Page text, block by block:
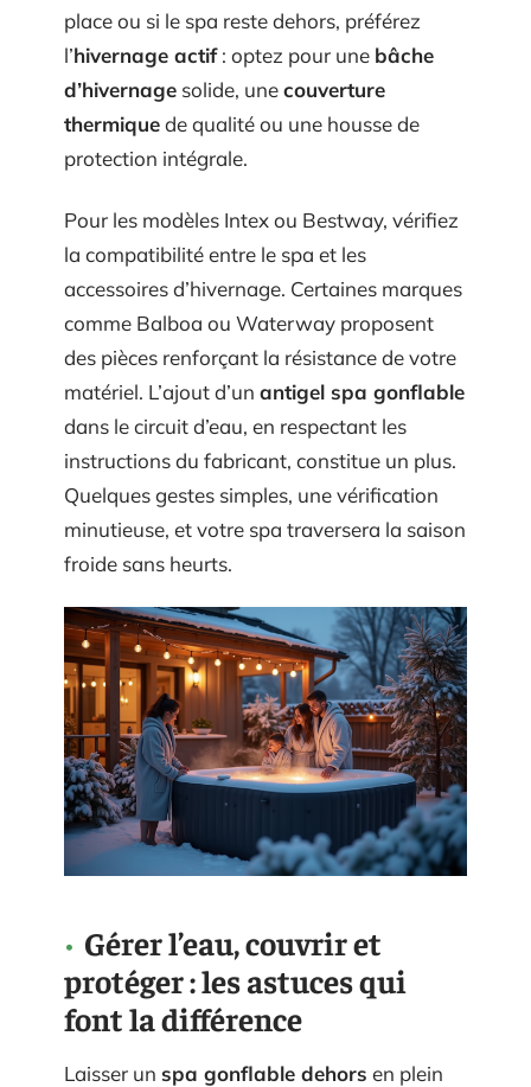
place ou si le spa reste dehors, préférez
l’hivernage actif: optez pour une bâche
d’hivernage solide, unecouverture
thermiquede qualité ou une housse de
protection intégrale.
Pour les modèles Intex ou Bestway, vérifiez
la compatibilité entre le spa et les
accessoires d’hivernage. Certaines marques
comme Balboa ou Waterway proposent
des pièces renforçant la résistance de votre
matériel. L’ajout d’un antigel spa gonflable
dans le circuit d’eau, en respectant les
instructions du fabricant, constitue un plus.
Quelques gestes simples, une vérification
minutieuse, et votre spa traversera la saison
froide sans heurts.
Gérer l’eau, couvrir et
protéger : les astuces qui
font la différence
Laisser un spa gonflable dehors en plein